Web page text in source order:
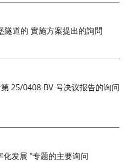
道的 實施方案提出的詢問
25/0408-BV 号决议报告的询问
发展 "专题的主要询问